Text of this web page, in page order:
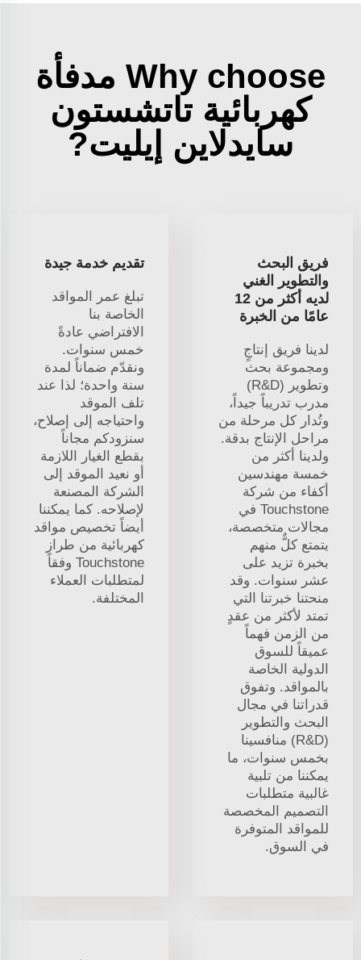
Why choose مدفأة
كهربائية تاتشستون
سايدلاين إيليت?
فريق البحث
والتطوير الغني
لديه أكثر من 12
عامًا من الخبرة
لدينا فريق إنتاجٍ
ومجموعة بحث
وتطوير (R&D)
مدرب تدريباً جيداً،
وتُدار كل مرحلة من
مراحل الإنتاج بدقة.
ولدينا أكثر من
خمسة مهندسين
أكفاء من شركة
Touchstone في
مجالات متخصصة،
يتمتع كلٌّ منهم
بخبرة تزيد على
عشر سنوات. وقد
منحتنا خبرتنا التي
تمتد لأكثر من عقدٍ
من الزمن فهماً
عميقاً للسوق
الدولية الخاصة
بالمواقد. وتفوق
قدراتنا في مجال
البحث والتطوير
(R&D) منافسينا
بخمس سنوات، ما
يمكننا من تلبية
غالبية متطلبات
التصميم المخصصة
للمواقد المتوفرة
في السوق.
تقديم خدمة جيدة
تبلغ عمر المواقد
الخاصة بنا
الافتراضي عادةً
خمس سنوات.
ونقدّم ضماناً لمدة
سنة واحدة؛ لذا عند
تلف الموقد
واحتياجه إلى إصلاح،
سنزودكم مجاناً
بقطع الغيار اللازمة
أو نعيد الموقد إلى
الشركة المصنعة
لإصلاحه. كما يمكننا
أيضاً تخصيص مواقد
كهربائية من طراز
Touchstone وفقاً
لمتطلبات العملاء
المختلفة.